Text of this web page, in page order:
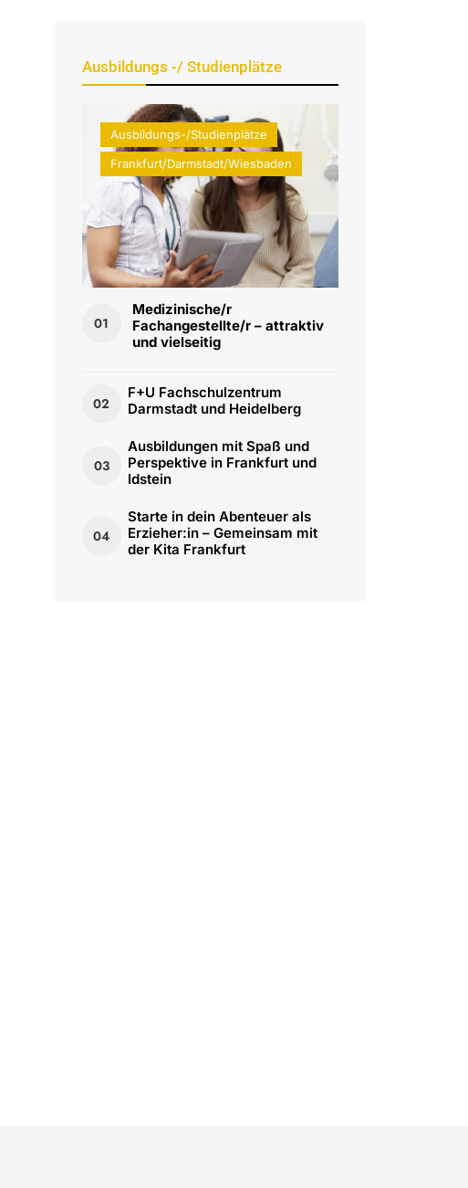
Ausbildungs -/ Studienplätze
Ausbildungs-/Studienplätze
Frankfurt/Darmstadt/Wiesbaden
01
Medizinische/r
Fachangestellte/r – attraktiv
und vielseitig
02
F+U Fachschulzentrum
Darmstadt und Heidelberg
03
Ausbildungen mit Spaß und
Perspektive in Frankfurt und
Idstein
04
Starte in dein Abenteuer als
Erzieher:in – Gemeinsam mit
der Kita Frankfurt